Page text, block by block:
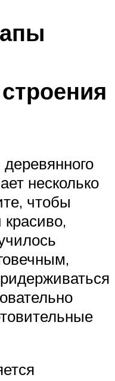
несколько
чтобы
красиво,